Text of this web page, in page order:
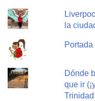
la
Dónde
que ir
Trinidad